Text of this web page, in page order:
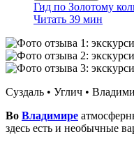
Гид по Золотому
Читать 39 мин
Суздаль • Углич •
Во Владимире
здесь есть и необычные